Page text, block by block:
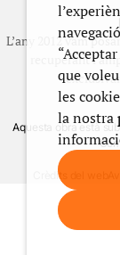
L’any 2012 vam
recuperant i
Aquesta obra està
Crèdits del web
que
les
la nostra